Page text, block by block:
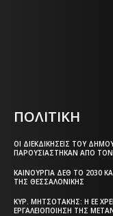
ΠΟΛΙΤΙΚΗ
ΟΙ ΔΙΕΚΔΙΚΉΣΕΙΣ ΤΟΥ
ΠΑΡΟΥΣΙΆΣΤΗΚΑΝ ΑΠΌ
ΚΑΙΝΟΎΡΓΙΑ ΔΕΘ ΤΟ 2030
ΤΗΣ ΘΕΣΣΑΛΟΝΊΚΗΣ
ΚΥΡ. ΜΗΤΣΟΤΆΚΗΣ: Η ΕΕ
ΕΡΓΑΛΕΙΟΠΟΊΗΣΗ ΤΗΣ